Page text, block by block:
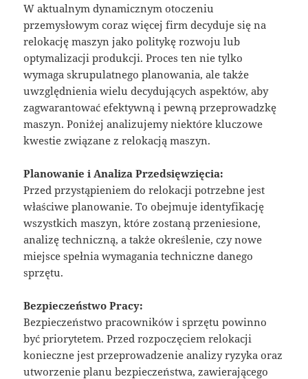
W aktualnym dynamicznym otoczeniu
przemysłowym coraz więcej firm decyduje się na
relokację maszyn jako politykę rozwoju lub
optymalizacji produkcji. Proces ten nie tylko
wymaga skrupulatnego planowania, ale także
uwzględnienia wielu decydujących aspektów, aby
zagwarantować efektywną i pewną przeprowadzkę
maszyn. Poniżej analizujemy niektóre kluczowe
kwestie związane z relokacją maszyn.
Planowanie i Analiza Przedsięwzięcia:
Przed przystąpieniem do relokacji potrzebne jest
właściwe planowanie. To obejmuje identyfikację
wszystkich maszyn, które zostaną przeniesione,
analizę techniczną, a także określenie, czy nowe
miejsce spełnia wymagania techniczne danego
sprzętu.
Bezpieczeństwo Pracy:
Bezpieczeństwo pracowników i sprzętu powinno
być priorytetem. Przed rozpoczęciem relokacji
konieczne jest przeprowadzenie analizy ryzyka oraz
utworzenie planu bezpieczeństwa, zawierającego